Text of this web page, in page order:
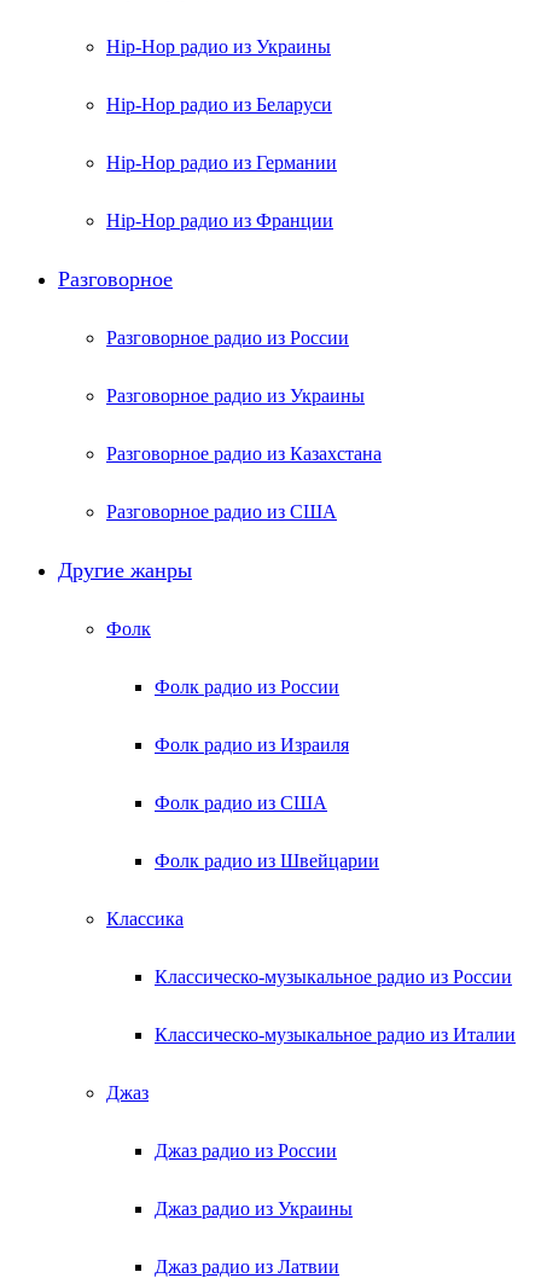
Hip-Hop радио из Украины
Hip-Hop радио из Беларуси
Hip-Hop радио из Германии
Hip-Hop радио из Франции
Разговорное
Разговорное радио из России
Разговорное радио из Украины
Разговорное радио из Казахстана
Разговорное радио из США
Другие жанры
Фолк
Фолк радио из России
Фолк радио из Израиля
Фолк радио из США
Фолк радио из Швейцарии
Классика
Классическо-музыкальное радио из России
Классическо-музыкальное радио из Италии
Джаз
Джаз радио из России
Джаз радио из Украины
Джаз радио из Латвии